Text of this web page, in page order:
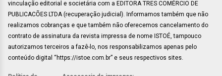
vinculação editorial e societária com a EDITORA TRES COMÉRCIO DE
PUBLICACÕES LTDA (recuperação judicial). Informamos também que não
realizamos cobranças e que também não oferecemos cancelamento do
contrato de assinatura da revista impressa de nome ISTOÉ, tampouco
autorizamos terceiros a fazê-lo, nos responsabilizamos apenas pelo
conteúdo digital “https://istoe.com.br” e seus respectivos sites.